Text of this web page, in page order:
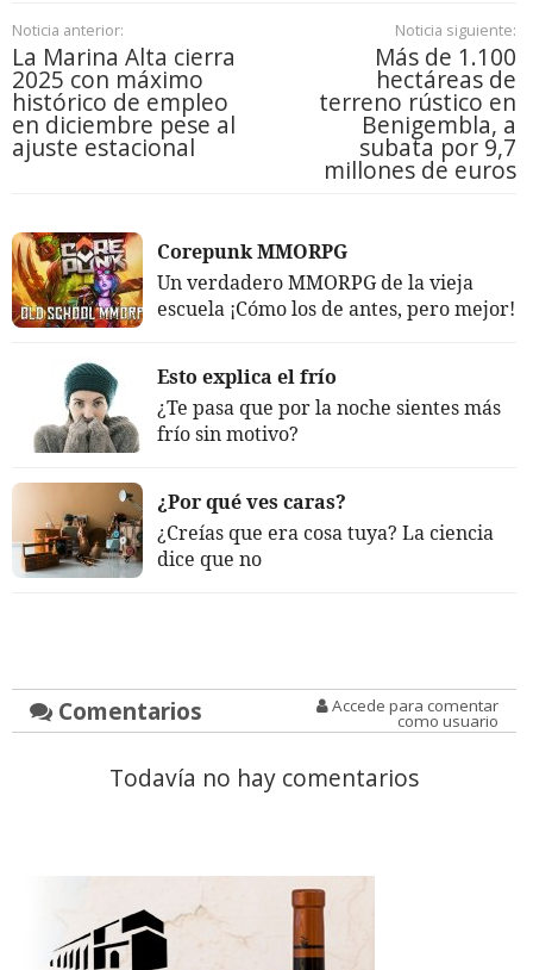
Noticia anterior:
La Marina Alta cierra
2025 con máximo
histórico de empleo
en diciembre pese al
ajuste estacional
Noticia siguiente:
Más de 1.100
hectáreas de
terreno rústico en
Benigembla, a
subata por 9,7
millones de euros
Corepunk MMORPG
Un verdadero MMORPG de la vieja
escuela ¡Cómo los de antes, pero mejor!
Esto explica el frío
¿Te pasa que por la noche sientes más
frío sin motivo?
¿Por qué ves caras?
¿Creías que era cosa tuya? La ciencia
dice que no
Comentarios Accede para comentar
como usuario
Todavía no hay comentarios